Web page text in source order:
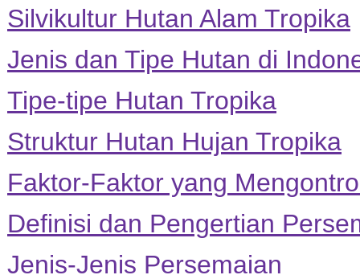
Silvikultur Hutan Alam Tropika
Jenis dan Tipe Hutan di
Tipe-tipe Hutan Tropika
Struktur Hutan Hujan Tropika
Faktor-Faktor yang
Definisi dan Pengertian
Jenis-Jenis Persemaian